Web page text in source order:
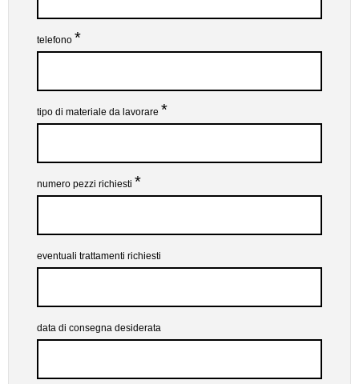
telefono *
tipo di materiale da lavorare *
numero pezzi richiesti *
eventuali trattamenti richiesti
data di consegna desiderata